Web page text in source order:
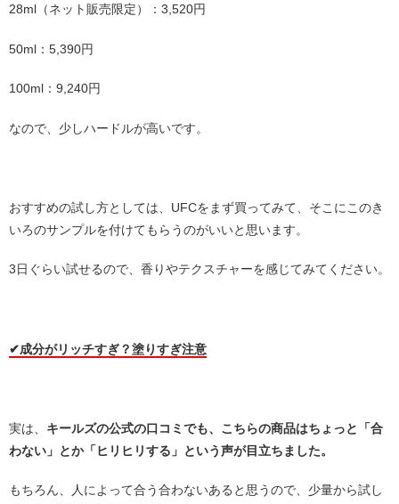
28ml（ネット販売限定）：3,520円
50ml：5,390円
100ml：9,240円
なので、少しハードルが高いです。
おすすめの試し方としては、UFCをまず買ってみて、そこにこのき
いろのサンプルを付けてもらうのがいいと思います。
3日ぐらい試せるので、香りやテクスチャーを感じてみてください。
✔︎成分がリッチすぎ？塗りすぎ注意
実は、 キールズの公式の口コミでも、こちらの商品はちょっと「合
わない」とか「ヒリヒリする」という声が目立ちました。
もちろん、人によって合う合わないあると思うので、少量から試し